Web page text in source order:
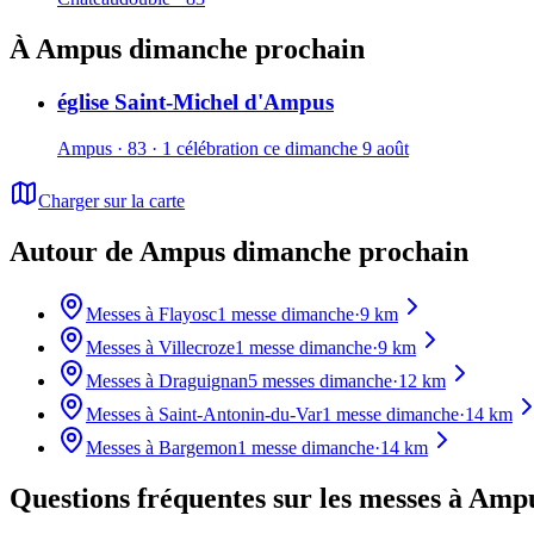
À Ampus dimanche prochain
église Saint-Michel d'Ampus
Ampus · 83 · 1 célébration ce dimanche 9 août
Charger sur la carte
Autour de Ampus dimanche prochain
Messes à Flayosc1 messe dimanche·9 km
Messes à Villecroze1 messe dimanche·9 km
Messes à Draguignan5 messes dimanche·12 km
Messes à Saint-Antonin-du-Var1 messe dimanche·14 km
Messes à Bargemon1 messe dimanche·14 km
Questions fréquentes sur les messes à